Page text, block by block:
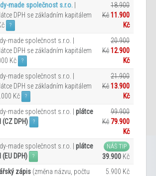
made společnost s.r.o.
DPH se základním kapitálem
?
18.900
Kč11.900
Kč
made společnost s.r.o. |
DPH se základním kapitálem
Kč
?
20.900
Kč12.900
Kč
made společnost s.r.o. |
DPH se základním kapitálem
Kč
?
21.900
Kč13.900
Kč
made společnost s.r.o. | plátce
(CZ DPH)
?
99.900
Kč 79.900
Kč
made společnost s.r.o. | plátce
(EU DPH)
?
NÁŠ TIP
39.900 Kč
zápis (změna názvu, počtu
5.900 Kč